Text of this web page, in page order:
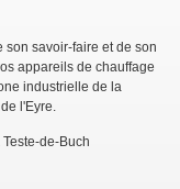
son savoir-faire et de son
appareils de chauffage
industrielle de la
l'Eyre.
de-Buch